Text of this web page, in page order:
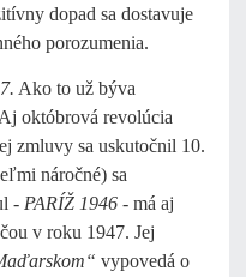
dopad sa dostavuje
porozumenia.
Ako to už býva
októbrová revolúcia
zmluvy sa uskutočnil 10.
náročné) sa
- PARÍŽ 1946 - má aj
v roku 1947. Jej
vypovedá o